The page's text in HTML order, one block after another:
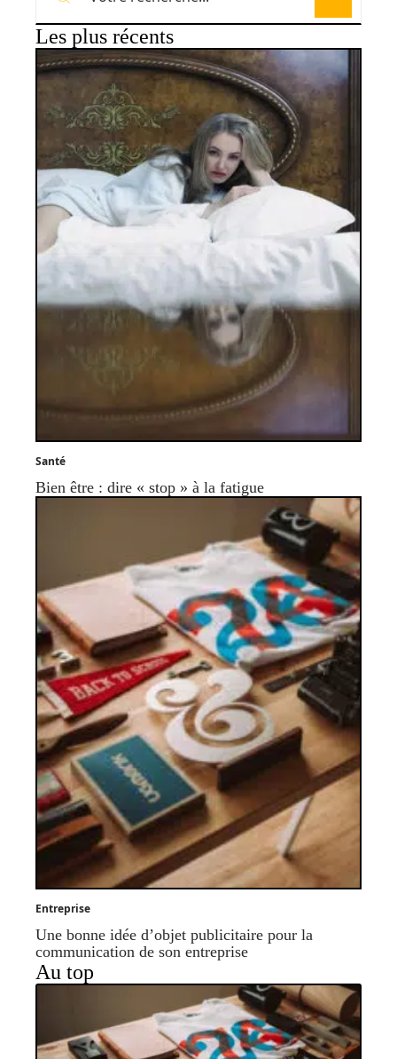
Les plus récents
Santé
Bien être : dire « stop » à la fatigue
Entreprise
Une bonne idée d’objet publicitaire pour la
communication de son entreprise
Au top